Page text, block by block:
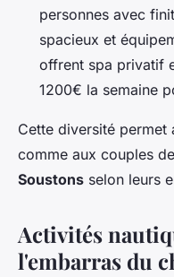
personnes avec
spacieux et
offrent spa privatif
1200€ la semaine
Cette diversité permet
comme aux couples
Soustons selon leurs
Activités
l'embarras du